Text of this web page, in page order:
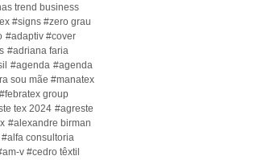
trend business
#signs #zero grau
#adaptiv #cover
#adriana faria
#agenda #agenda
sou mãe #manatex
group
tex 2024 #agreste
#alexandre birman
#alfa consultoria
v #cedro têxtil